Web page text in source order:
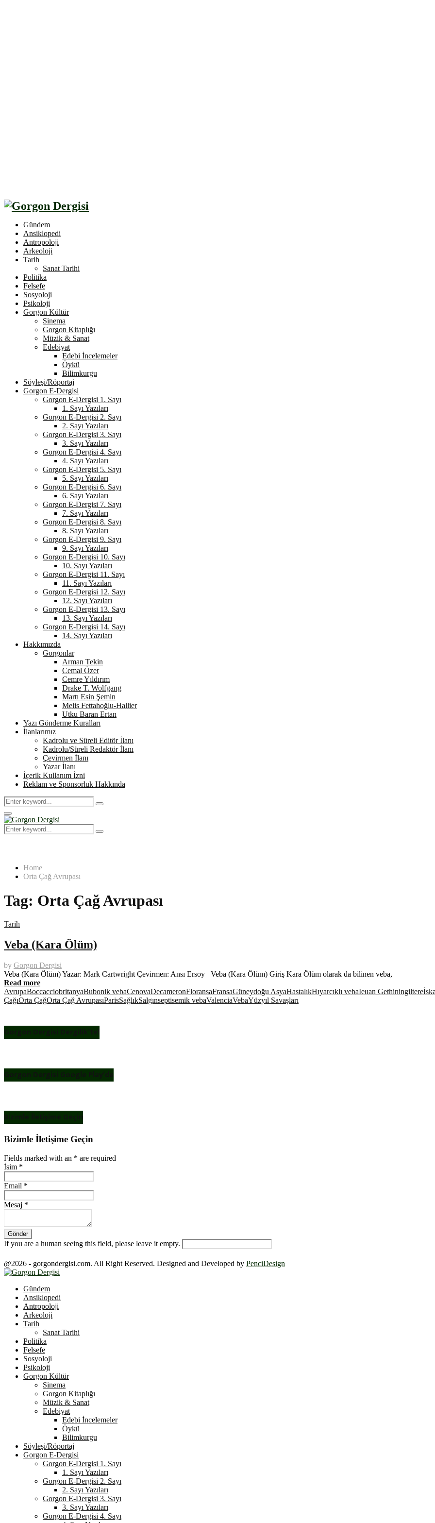
Gündem
Ansiklopedi
Antropoloji
Arkeoloji
Tarih
Sanat Tarihi
Politika
Felsefe
Sosyoloji
Psikoloji
Gorgon Kültür
Sinema
Gorgon Kitaplığı
Müzik & Sanat
Edebiyat
Edebi İncelemeler
Öykü
Bilimkurgu
Söyleşi/Röportaj
Gorgon E-Dergisi
Gorgon E-Dergisi 1. Sayı
1. Sayı Yazıları
Gorgon E-Dergisi 2. Sayı
2. Sayı Yazıları
Gorgon E-Dergisi 3. Sayı
3. Sayı Yazıları
Gorgon E-Dergisi 4. Sayı
4. Sayı Yazıları
Gorgon E-Dergisi 5. Sayı
5. Sayı Yazıları
Gorgon E-Dergisi 6. Sayı
6. Sayı Yazıları
Gorgon E-Dergisi 7. Sayı
7. Sayı Yazıları
Gorgon E-Dergisi 8. Sayı
8. Sayı Yazıları
Gorgon E-Dergisi 9. Sayı
9. Sayı Yazıları
Gorgon E-Dergisi 10. Sayı
10. Sayı Yazıları
Gorgon E-Dergisi 11. Sayı
11. Sayı Yazıları
Gorgon E-Dergisi 12. Sayı
12. Sayı Yazıları
Gorgon E-Dergisi 13. Sayı
13. Sayı Yazıları
Gorgon E-Dergisi 14. Sayı
14. Sayı Yazıları
Hakkımızda
Gorgonlar
Arman Tekin
Cemal Özer
Cemre Yıldırım
Drake T. Wolfgang
Martı Esin Şemin
Melis Fettahoğlu-Hallier
Utku Baran Ertan
Yazı Gönderme Kuralları
İlanlarımız
Kadrolu ve Süreli Editör İlanı
Kadrolu/Süreli Redaktör İlanı
Çevirmen İlanı
Yazar İlanı
İçerik Kullanım İzni
Reklam ve Sponsorluk Hakkında
Search
for:
Search
Primary
Menu
Search
for:
Search
Home
Orta Çağ Avrupası
Tag: Orta Çağ Avrupası
Tarih
Veba (Kara Ölüm)
by Gorgon Dergisi
Veba (Kara Ölüm) Yazar: Mark Cartwright Çevirmen: Ansı Ersoy Veba (Kara Ölüm) Giriş Kara Ölüm olarak da bilinen veba,
Read more
AvrupaBoccacciobritanyaBubonik vebaCenovaDecameronFloransaFransaGüneydoğu AsyaHastalıkHıyarcıklı vebaIeuan Gethiningiltere
ÇağıOrta ÇağOrta Çağ AvrupasıParisSağlıkSalgınseptisemik vebaValenciaVebaYüzyıl Savaşları
Gorgon Dergisi Dergilik’te!
Gorgon Dergisi Google Play’de
Bizimle İletişime Geçin
Bizimle İletişime Geçin
Fields marked with an * are required
İsim *
Email *
Mesaj *
If you are a human seeing this field, please leave it empty.
@2026 - gorgondergisi.com. All Right Reserved. Designed and Developed by PenciDesign
Gündem
Ansiklopedi
Antropoloji
Arkeoloji
Tarih
Sanat Tarihi
Politika
Felsefe
Sosyoloji
Psikoloji
Gorgon Kültür
Sinema
Gorgon Kitaplığı
Müzik & Sanat
Edebiyat
Edebi İncelemeler
Öykü
Bilimkurgu
Söyleşi/Röportaj
Gorgon E-Dergisi
Gorgon E-Dergisi 1. Sayı
1. Sayı Yazıları
Gorgon E-Dergisi 2. Sayı
2. Sayı Yazıları
Gorgon E-Dergisi 3. Sayı
3. Sayı Yazıları
Gorgon E-Dergisi 4. Sayı